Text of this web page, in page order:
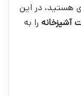
هستید، در این
را به